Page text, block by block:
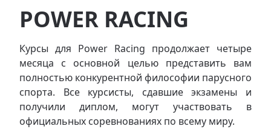
POWER RACING
Курсы для Power Racing продолжает четыре
месяца с основной целью представить вам
полностью конкурентной философии парусного
спорта. Все курсисты, сдавшие экзамены и
получили диплом, могут участвовать в
официальных соревнованиях по всему миру.